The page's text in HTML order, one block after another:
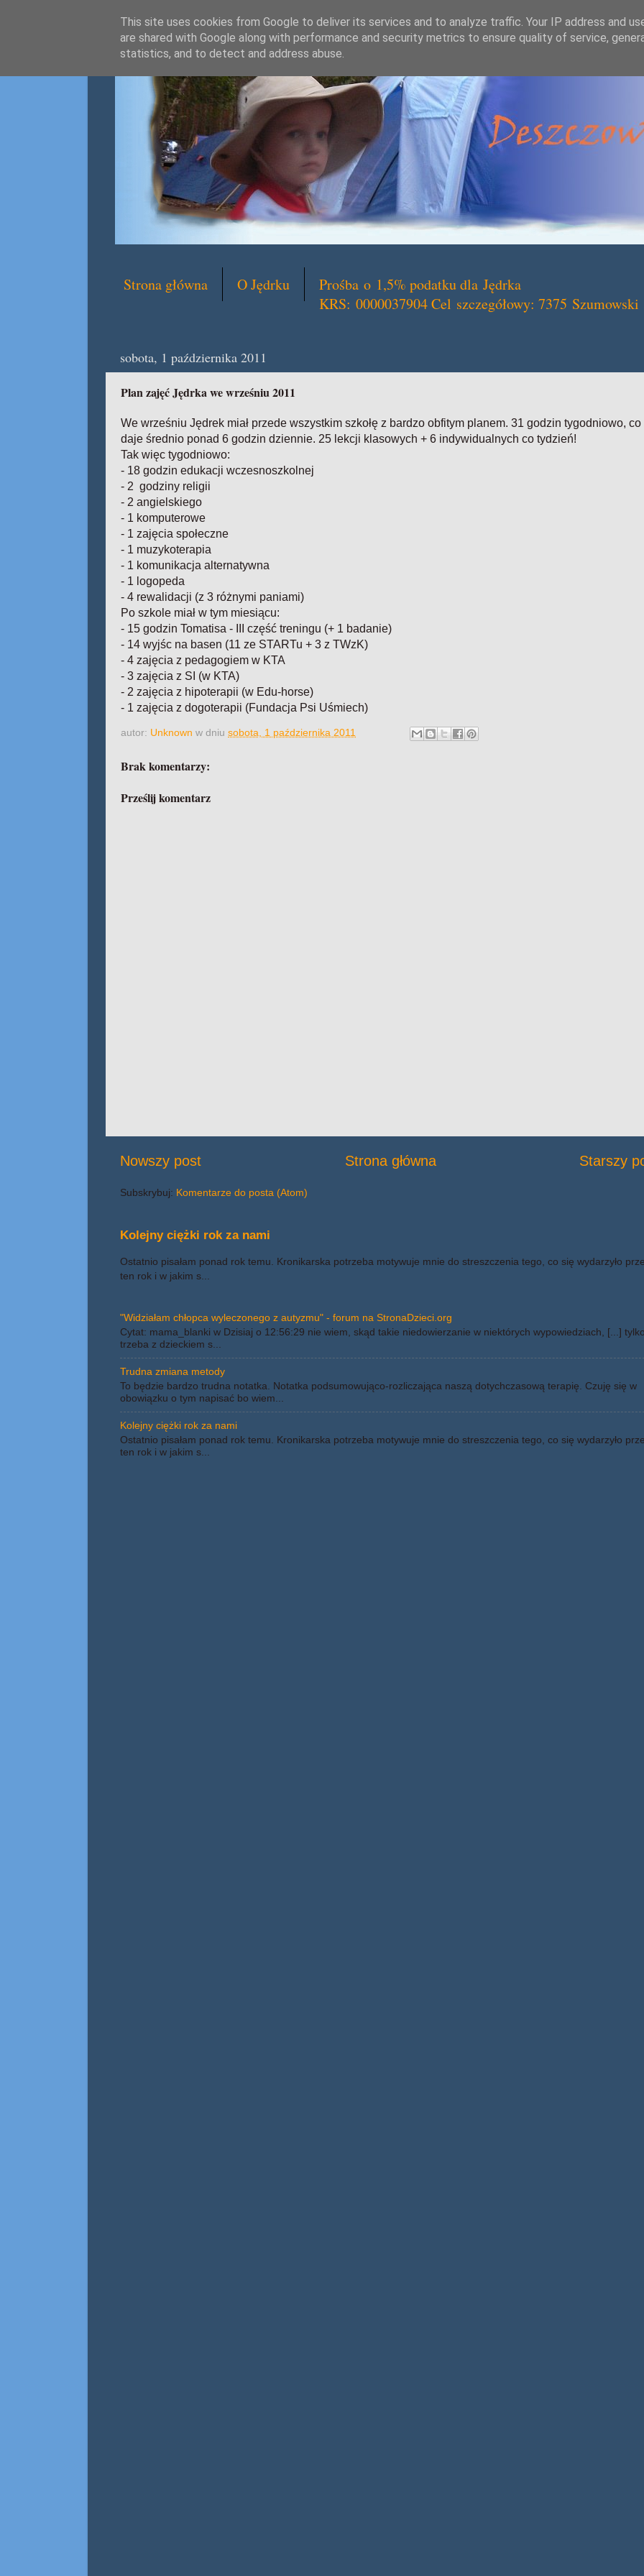
Strona główna O Jędrku
Prośba o 1,5% podatku dla Jędrka
KRS: 0000037904 Cel szczegółowy: 7375 Szumowski
sobota, 1 października 2011
Plan zajęć Jędrka we wrześniu 2011
We wrześniu Jędrek miał przede wszystkim szkołę z bardzo obfitym planem. 31 godzin tygodniowo, co
daje średnio ponad 6 godzin dziennie. 25 lekcji klasowych + 6 indywidualnych co tydzień!
Tak więc tygodniowo:
- 18 godzin edukacji wczesnoszkolnej
- 2 godziny religii
- 2 angielskiego
- 1 komputerowe
- 1 zajęcia społeczne
- 1 muzykoterapia
- 1 komunikacja alternatywna
- 1 logopeda
- 4 rewalidacji (z 3 różnymi paniami)
Po szkole miał w tym miesiącu:
- 15 godzin Tomatisa - III część treningu (+ 1 badanie)
- 14 wyjśc na basen (11 ze STARTu + 3 z TWzK)
- 4 zajęcia z pedagogiem w KTA
- 3 zajęcia z SI (w KTA)
- 2 zajęcia z hipoterapii (w Edu-horse)
- 1 zajęcia z dogoterapii (Fundacja Psi Uśmiech)
autor: Unknown w dniu sobota, 1 października 2011
Brak komentarzy:
Prześlij komentarz
Nowszy post Starszy
Strona główna
Subskrybuj: Komentarze do posta (Atom)
Kolejny ciężki rok za nami
Ostatnio pisałam ponad rok temu. Kronikarska potrzeba motywuje mnie do streszczenia tego, co się wydarzyło
ten rok i w jakim s...
"Widziałam chłopca wyleczonego z autyzmu" - forum na StronaDzieci.org
Cytat: mama_blanki w Dzisiaj o 12:56:29 nie wiem, skąd takie niedowierzanie w niektórych wypowiedziach, [...] tylko
trzeba z dzieckiem s...
Trudna zmiana metody
To będzie bardzo trudna notatka. Notatka podsumowująco-rozliczająca naszą dotychczasową terapię. Czuję się w
obowiązku o tym napisać bo wiem...
Kolejny ciężki rok za nami
Ostatnio pisałam ponad rok temu. Kronikarska potrzeba motywuje mnie do streszczenia tego, co się wydarzyło
ten rok i w jakim s...
This site uses cookies from Google to deliver its services and to analyze traffic. Your IP address and
are shared with Google along with performance and security metrics to ensure quality of service,
statistics, and to detect and address abuse.